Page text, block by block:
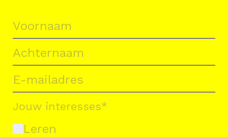
Jouw interesses*
Leren